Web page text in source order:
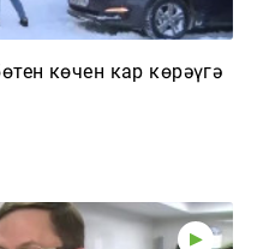
көчен кар көрәүгә